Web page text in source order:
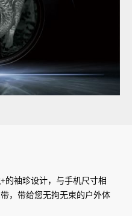
的袖珍设计，与手机尺寸相
，带给您无拘无束的户外体